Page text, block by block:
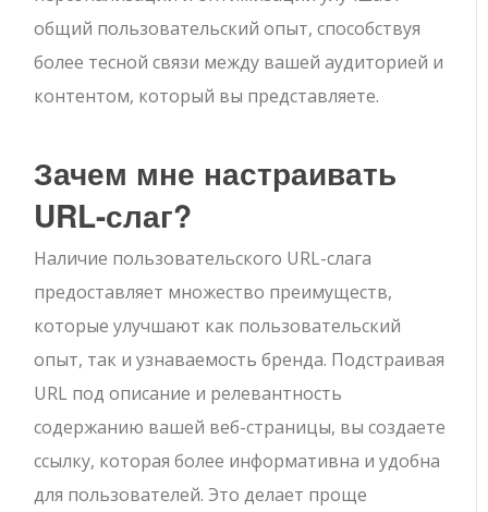
общий пользовательский опыт, способствуя
более тесной связи между вашей аудиторией и
контентом, который вы представляете.
Зачем мне настраивать
URL-слаг?
Наличие пользовательского URL-слага
предоставляет множество преимуществ,
которые улучшают как пользовательский
опыт, так и узнаваемость бренда. Подстраивая
URL под описание и релевантность
содержанию вашей веб-страницы, вы создаете
ссылку, которая более информативна и удобна
для пользователей. Это делает проще